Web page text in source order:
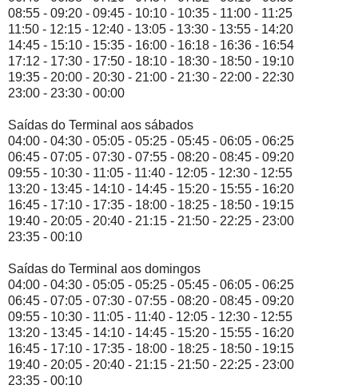
08:55 - 09:20 - 09:45 - 10:10 - 10:35 - 11:00 - 11:25
11:50 - 12:15 - 12:40 - 13:05 - 13:30 - 13:55 - 14:20
14:45 - 15:10 - 15:35 - 16:00 - 16:18 - 16:36 - 16:54
17:12 - 17:30 - 17:50 - 18:10 - 18:30 - 18:50 - 19:10
19:35 - 20:00 - 20:30 - 21:00 - 21:30 - 22:00 - 22:30
23:00 - 23:30 - 00:00
Saídas do Terminal aos sábados
04:00 - 04:30 - 05:05 - 05:25 - 05:45 - 06:05 - 06:25
06:45 - 07:05 - 07:30 - 07:55 - 08:20 - 08:45 - 09:20
09:55 - 10:30 - 11:05 - 11:40 - 12:05 - 12:30 - 12:55
13:20 - 13:45 - 14:10 - 14:45 - 15:20 - 15:55 - 16:20
16:45 - 17:10 - 17:35 - 18:00 - 18:25 - 18:50 - 19:15
19:40 - 20:05 - 20:40 - 21:15 - 21:50 - 22:25 - 23:00
23:35 - 00:10
Saídas do Terminal aos domingos
04:00 - 04:30 - 05:05 - 05:25 - 05:45 - 06:05 - 06:25
06:45 - 07:05 - 07:30 - 07:55 - 08:20 - 08:45 - 09:20
09:55 - 10:30 - 11:05 - 11:40 - 12:05 - 12:30 - 12:55
13:20 - 13:45 - 14:10 - 14:45 - 15:20 - 15:55 - 16:20
16:45 - 17:10 - 17:35 - 18:00 - 18:25 - 18:50 - 19:15
19:40 - 20:05 - 20:40 - 21:15 - 21:50 - 22:25 - 23:00
23:35 - 00:10